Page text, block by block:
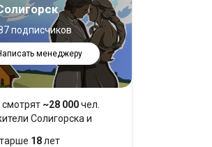
подписчиков
менеджеру
~28 000чел.
Солигорска и
18лет